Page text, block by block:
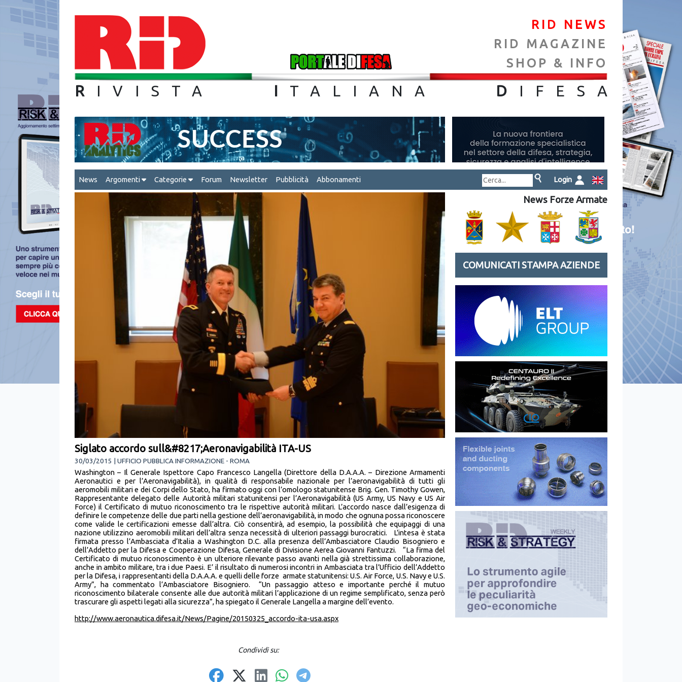
RID NEWS
RID MAGAZINE
SHOP & INFO
R IVISTA I TALIANA D IFES A
News Argomenti Categorie Forum Newsletter Pubblicità Abbonamenti Login
Siglato accordo sull&#8217;Aeronavigabilità ITA-US
30/03/2015 | UFFICIO PUBBLICA INFORMAZIONE - ROMA
Washington – Il Generale Ispettore Capo Francesco Langella (Direttore della D.A.A.A. – Direzione Armamenti
Aeronautici e per l’Aeronavigabilità), in qualità di responsabile nazionale per l’aeronavigabilità di tutti gli
aeromobili militari e dei Corpi dello Stato, ha firmato oggi con l’omologo statunitense Brig. Gen. Timothy Gowen,
Rappresentante delegato delle Autorità militari statunitensi per l’Aeronavigabilità (US Army, US Navy e US Air
Force) il Certificato di mutuo riconoscimento tra le rispettive autorità militari. L’accordo nasce dall’esigenza di
definire le competenze delle due parti nella gestione dell’aeronavigabilità, in modo che ognuna possa riconoscere
come valide le certificazioni emesse dall’altra. Ciò consentirà, ad esempio, la possibilità che equipaggi di una
nazione utilizzino aeromobili militari dell’altra senza necessità di ulteriori passaggi burocratici. L’intesa è stata
firmata presso l’Ambasciata d’Italia a Washington D.C. alla presenza dell’Ambasciatore Claudio Bisogniero e
dell’Addetto per la Difesa e Cooperazione Difesa, Generale di Divisione Aerea Giovanni Fantuzzi. “La firma del
Certificato di mutuo riconoscimento è un ulteriore rilevante passo avanti nella già strettissima collaborazione,
anche in ambito militare, tra i due Paesi. E’ il risultato di numerosi incontri in Ambasciata tra l’Ufficio dell’Addetto
per la Difesa, i rappresentanti della D.A.A.A. e quelli delle forze armate statunitensi: U.S. Air Force, U.S. Navy e U.S.
Army”, ha commentato l’Ambasciatore Bisogniero. “Un passaggio atteso e importante perché il mutuo
riconoscimento bilaterale consente alle due autorità militari l’applicazione di un regime semplificato, senza però
trascurare gli aspetti legati alla sicurezza”, ha spiegato il Generale Langella a margine dell’evento.
http://www.aeronautica.difesa.it/News/Pagine/20150325_accordo-ita-usa.aspx
Condividi su:
News Forze Armate
COMUNICATI STAMPA AZIENDE